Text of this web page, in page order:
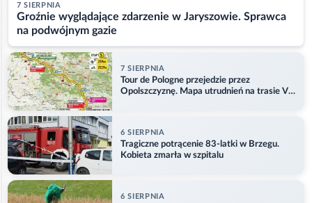
7 SIERPNIA
Groźnie wyglądające zdarzenie w Jaryszowie. Sprawca
na podwójnym gazie
7 SIERPNIA
Tour de Pologne przejedzie przez
Opolszczyznę. Mapa utrudnień na trasie V
6 SIERPNIA
Tragiczne potrącenie 83-latki w Brzegu.
Kobieta zmarła w szpitalu
6 SIERPNIA